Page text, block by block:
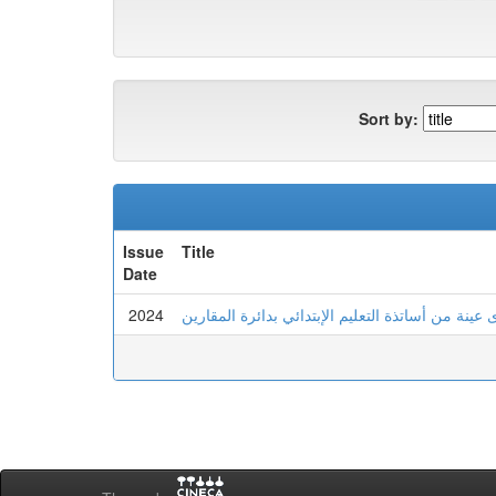
Sort by:
Issue
Date
Title
2024 من أساتذة التعليم الإبتدائي بدائرة المقارين